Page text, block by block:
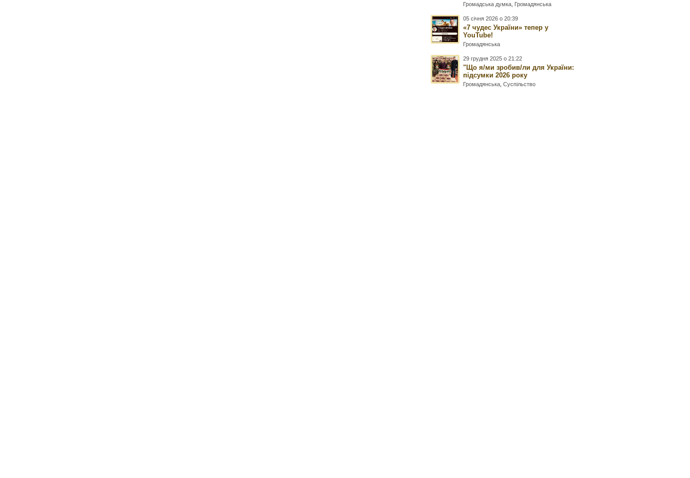
Громадська думка Громадянська
05 січня 2026 о 20:39
«7 чудес України» тепер у
YouTube!
Громадянська
29 грудня 2025 о 21:22
"Що я/ми зробив/ли для України:
підсумки 2026 року
Громадянська ,Суспільство